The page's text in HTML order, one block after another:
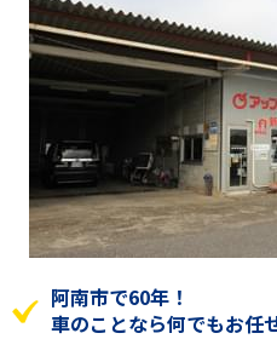
阿南市で60年！
車のことなら何でもお任